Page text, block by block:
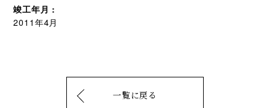
竣工年月
2011年4月
一覧に戻る